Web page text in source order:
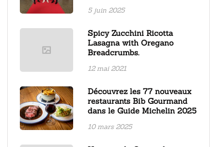
5 juin 2025
Spicy Zucchini Ricotta
Lasagna with Oregano
Breadcrumbs.
12 mai 2021
Découvrez les 77 nouveaux
restaurants Bib Gourmand
dans le Guide Michelin 2025
10 mars 2025